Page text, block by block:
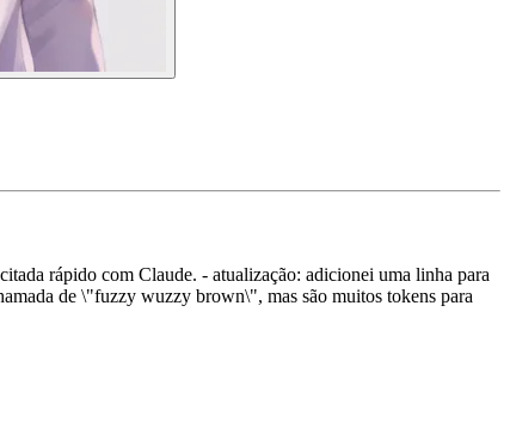
rápido com Claude. - atualização: adicionei uma linha para
de \"fuzzy wuzzy brown\", mas são muitos tokens para